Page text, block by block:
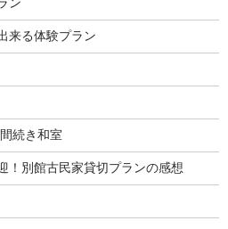
ン
来る体験プラン
続き和室
！別館古民家貸切プランの感想